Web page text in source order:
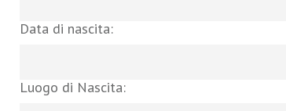
Data di nascita:
Luogo di Nascita: